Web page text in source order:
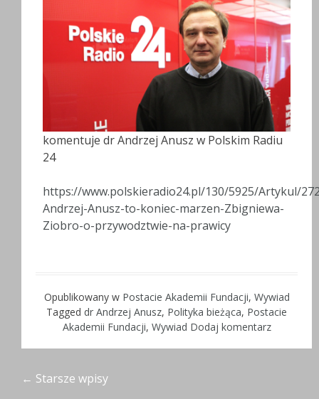
komentuje dr Andrzej Anusz w Polskim Radiu
24
https://www.polskieradio24.pl/130/5925/Artykul/
Andrzej-Anusz-to-koniec-marzen-Zbigniewa-
Ziobro-o-przywodztwie-na-prawicy
Opublikowany w Postacie Akademii Fundacji, Wywiad
Tagged dr Andrzej Anusz, Polityka bieżąca, Postacie
Akademii Fundacji, Wywiad Dodaj komentarz
Nawigacja
← Starsze wpisy